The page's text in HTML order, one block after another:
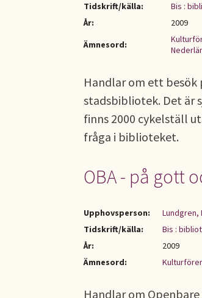
Tidskrift/källa:
Bis :
År:
2009
Ämnesord:
Handlar om ett besök
stadsbibliotek. Det är
finns 2000 cykelställ
fråga i biblioteket.
OBA - på gott
Upphovsperson:
Lundgren,
Tidskrift/källa:
Bis :
År:
2009
Ämnesord:
Handlar om